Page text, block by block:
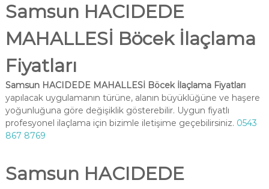
Samsun HACIDEDE
MAHALLESİ Böcek İlaçlama
Fiyatları
Samsun HACIDEDE MAHALLESİ Böcek İlaçlama Fiyatları
yapılacak uygulamanın türüne, alanın büyüklüğüne ve haşere
yoğunluğuna göre değişiklik gösterebilir. Uygun fiyatlı
profesyonel ilaçlama için bizimle iletişime geçebilirsiniz. 0543
867 8769
Samsun HACIDEDE